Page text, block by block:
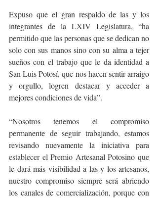
Expuso que el gran respaldo de las y los
integrantes de la LXIV Legislatura, “ha
permitido que las personas que se dedican no
solo con sus manos sino con su alma a tejer
sueños con el trabajo que le da identidad a
San Luis Potosí, que nos hacen sentir arraigo
y orgullo, logren destacar y acceder a
mejores condiciones de vida”.
“Nosotros tenemos el compromiso
permanente de seguir trabajando, estamos
revisando nuevamente la iniciativa para
establecer el Premio Artesanal Potosino que
le dará más visibilidad a las y los artesanos,
nuestro compromiso siempre será abriendo
los canales de comercialización, porque con